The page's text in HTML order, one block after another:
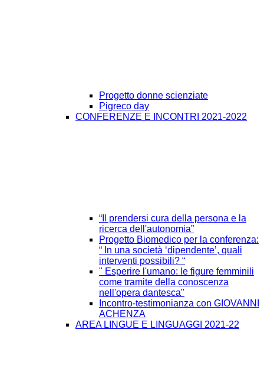
Progetto donne scienziate
Pigreco day
CONFERENZE E INCONTRI 2021-2022
“Il prendersi cura della persona e la
ricerca dell'autonomia”
Progetto Biomedico per la conferenza:
“ In una società ‘dipendente’, quali
interventi possibili? “
" Esperire l'umano: le figure femminili
come tramite della conoscenza
nell'opera dantesca"
Incontro-testimonianza con GIOVANNI
ACHENZA
AREA LINGUE E LINGUAGGI 2021-22